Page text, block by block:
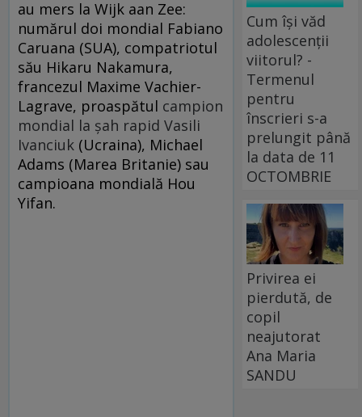
au mers la Wijk aan Zee:
numărul doi mondial Fabiano
Caruana (SUA), compatriotul
său Hikaru Nakamura,
francezul Maxime Vachier-
Lagrave, proaspătul campion
mondial la șah rapid Vasili
Ivanciuk (Ucraina), Michael
Adams (Marea Britanie) sau
campioana mondială Hou
Yifan.
Cum își văd
adolescenții
viitorul? -
Termenul
pentru
înscrieri s-a
prelungit până
la data de 11
OCTOMBRIE
Privirea ei
pierdută, de
copil
neajutorat
Ana Maria
SANDU